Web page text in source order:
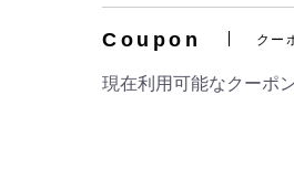
Coupon クー
現在利用可能なクーポ